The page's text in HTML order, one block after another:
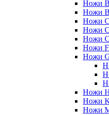
Ножи
Ножи
Ножи
Ножи
Ножи
Ножи
Ножи
Ножи
Ножи
Ножи